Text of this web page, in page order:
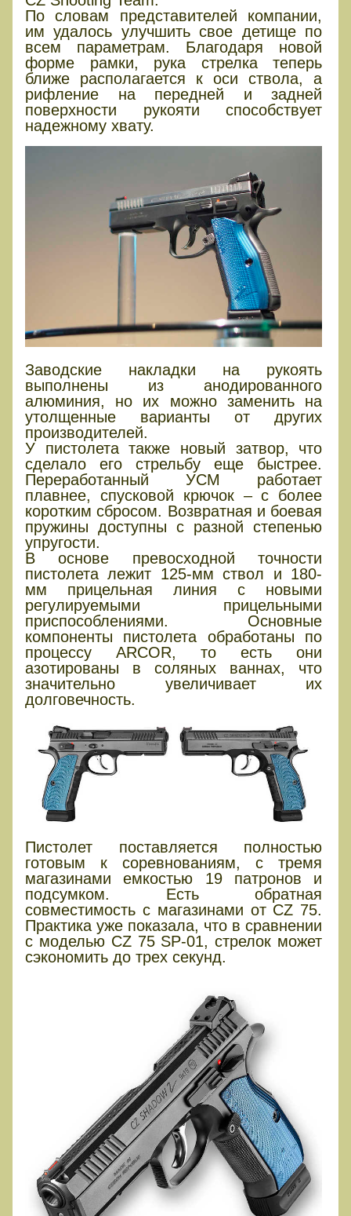
По словам представителей компании,
им удалось улучшить свое детище по
всем параметрам. Благодаря новой
форме рамки, рука стрелка теперь
ближе располагается к оси ствола, а
рифление на передней и задней
поверхности рукояти способствует
надежному хвату.
Заводские накладки на рукоять
выполнены из анодированного
алюминия, но их можно заменить на
утолщенные варианты от других
производителей.
У пистолета также новый затвор, что
сделало его стрельбу еще быстрее.
Переработанный УСМ работает
плавнее, спусковой крючок – с более
коротким сбросом. Возвратная и боевая
пружины доступны с разной степенью
упругости.
В основе превосходной точности
пистолета лежит 125-мм ствол и 180-
мм прицельная линия с новыми
регулируемыми прицельными
приспособлениями. Основные
компоненты пистолета обработаны по
процессу ARCOR, то есть они
азотированы в соляных ваннах, что
значительно увеличивает их
долговечность.
Пистолет поставляется полностью
готовым к соревнованиям, с тремя
магазинами емкостью 19 патронов и
подсумком. Есть обратная
совместимость с магазинами от CZ 75.
Практика уже показала, что в сравнении
с моделью CZ 75 SP-01, стрелок может
сэкономить до трех секунд.